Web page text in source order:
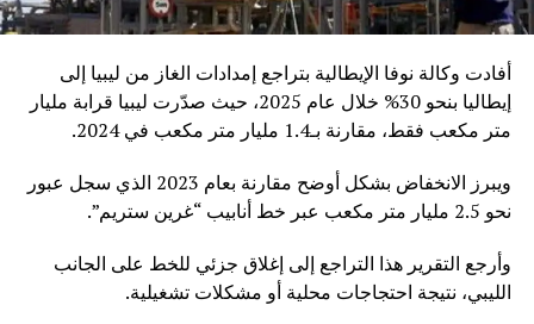
أفادت وكالة نوفا الإيطالية بتراجع إمدادات الغاز من ليبيا إلى
إيطاليا بنحو 30% خلال عام 2025، حيث صدّرت ليبيا قرابة مليار
متر مكعب فقط، مقارنة بـ1.4 مليار متر مكعب في 2024.
ويبرز الانخفاض بشكل أوضح مقارنة بعام 2023 الذي سجل عبور
نحو 2.5 مليار متر مكعب عبر خط أنابيب “غرين ستريم”.
وأرجع التقرير هذا التراجع إلى إغلاق جزئي للخط على الجانب
الليبي، نتيجة احتجاجات محلية أو مشكلات تشغيلية.